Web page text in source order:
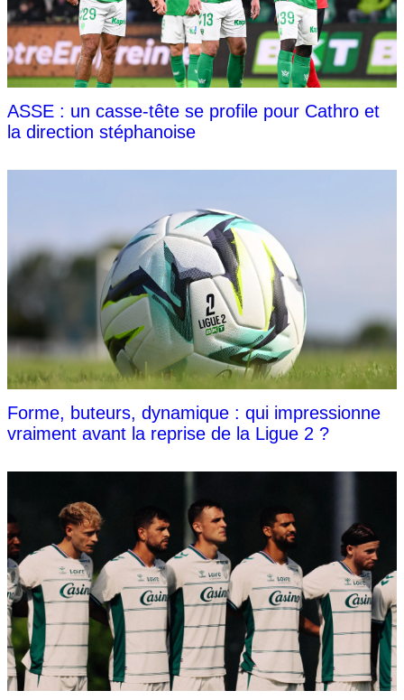
ASSE : un casse-tête se profile pour Cathro et
la direction stéphanoise
Forme, buteurs, dynamique : qui impressionne
vraiment avant la reprise de la Ligue 2 ?